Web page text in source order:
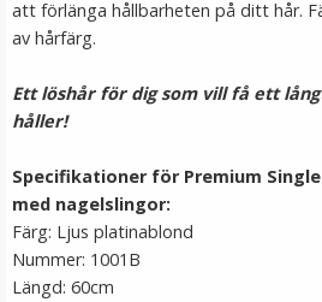
att förlänga hållbarheten på ditt hår.
av hårfärg.
Ett löshår för dig som vill få ett
håller!
Specifikationer för Premium
med nagelslingor:
Färg: Ljus platinablond
Nummer: 1001B
Längd: 60cm